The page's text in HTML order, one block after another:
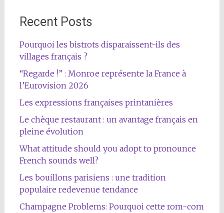
Recent Posts
Pourquoi les bistrots disparaissent-ils des
villages français ?
“Regarde !” : Monroe représente la France à
l’Eurovision 2026
Les expressions françaises printanières
Le chèque restaurant : un avantage français en
pleine évolution
What attitude should you adopt to pronounce
French sounds well?
Les bouillons parisiens : une tradition
populaire redevenue tendance
Champagne Problems: Pourquoi cette rom-com